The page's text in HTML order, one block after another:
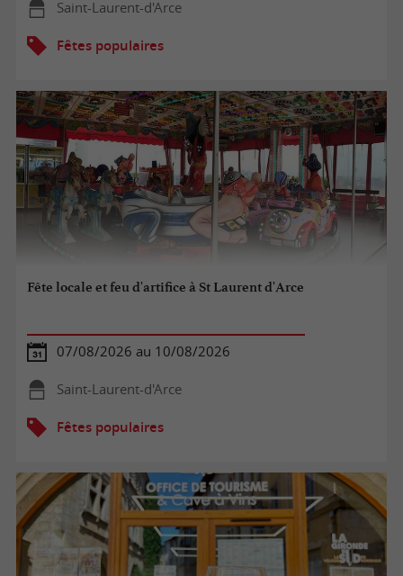
Saint-Laurent-d'Arce
Fêtes populaires
Fête locale et feu d'artifice à St Laurent d'Arce
07/08/2026 au 10/08/2026
Saint-Laurent-d'Arce
Fêtes populaires